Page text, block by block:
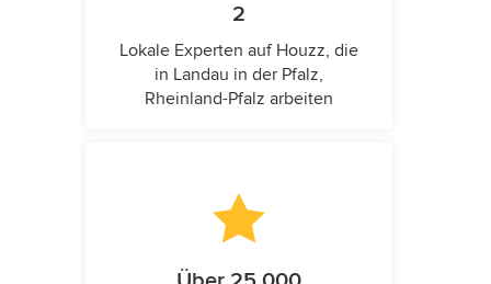
2
Lokale Experten auf Houzz, die
in Landau in der Pfalz,
Rheinland-Pfalz arbeiten